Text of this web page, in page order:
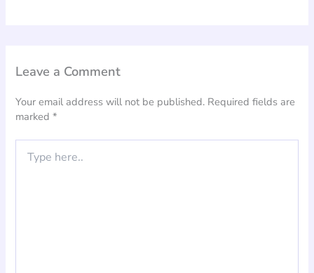
Leave a Comment
Your email address will not be published. Required fields are
marked*
here..